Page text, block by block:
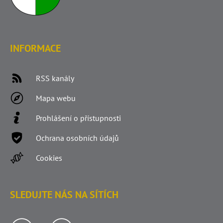
INFORMACE
RSS kanály
Mapa webu
Prohlášení o přístupnosti
Ochrana osobních údajů
Cookies
SLEDUJTE NÁS NA SÍTÍCH